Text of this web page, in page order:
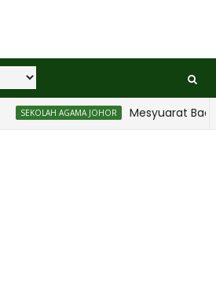
SEKOLAH AGAMA JOHOR Mesyuarat Badan